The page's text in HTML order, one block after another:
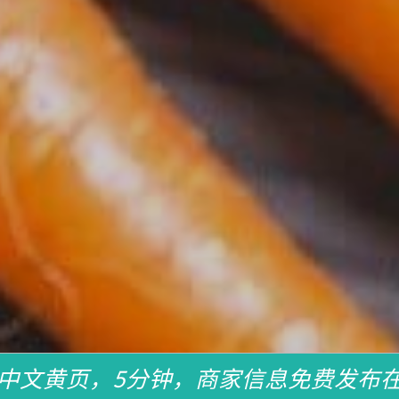
文黄页，5分钟，商家信息免费发布